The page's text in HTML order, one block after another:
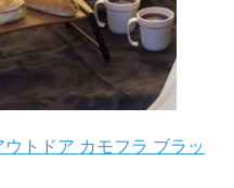
トドア カモフラ ブラッ